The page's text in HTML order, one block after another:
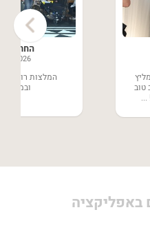
טוב
החתונה
המלצות
באפליקציה